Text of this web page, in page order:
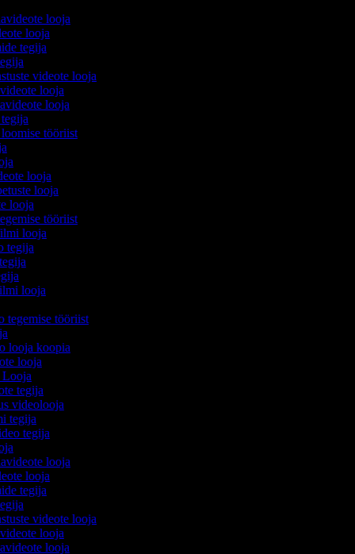
looja
looja
tegija
videote looja
looja
looja
tööriist
looja
looja
looja
tööriist
looja
tegija
looja
tegemise tööriist
looja koopia
looja
Looja
tegija
videolooja
tegija
tegija
looja
looja
tegija
videote looja
looja
looja